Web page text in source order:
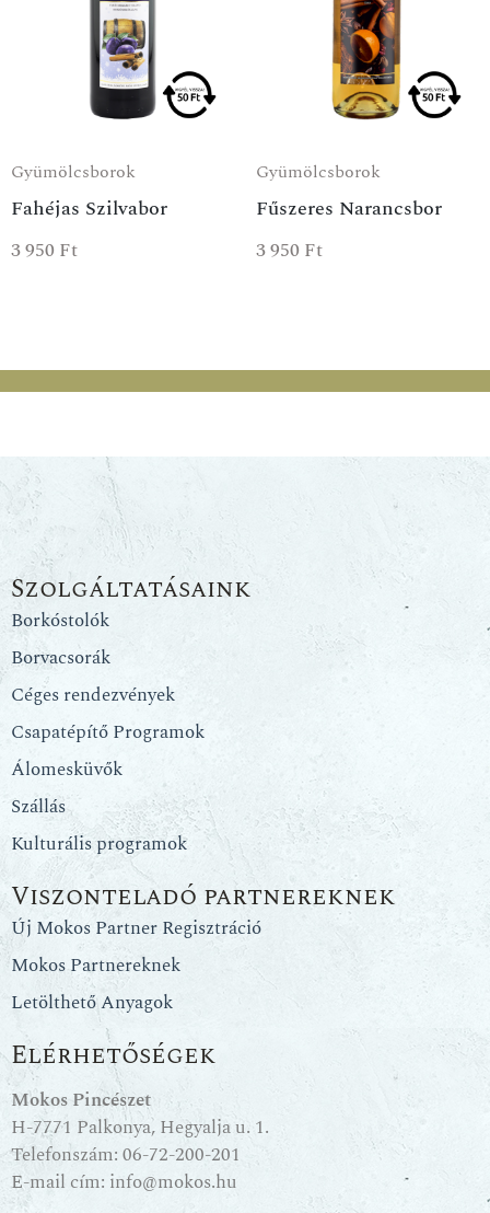
Gyümölcsborok
Fahéjas Szilvabor
3 950 Ft
Gyümölcsborok
Fűszeres Narancsbor
3 950 Ft
Szolgáltatásaink
Borkóstolók
Borvacsorák
Céges rendezvények
Csapatépítő Programok
Álomesküvők
Szállás
Kulturális programok
Viszonteladó partnereknek
Új Mokos Partner Regisztráció
Mokos Partnereknek
Letölthető Anyagok
Elérhetőségek
Mokos Pincészet
H-7771 Palkonya, Hegyalja u. 1.
Telefonszám:06-72-200-201
E-mail cím: info@mokos.hu